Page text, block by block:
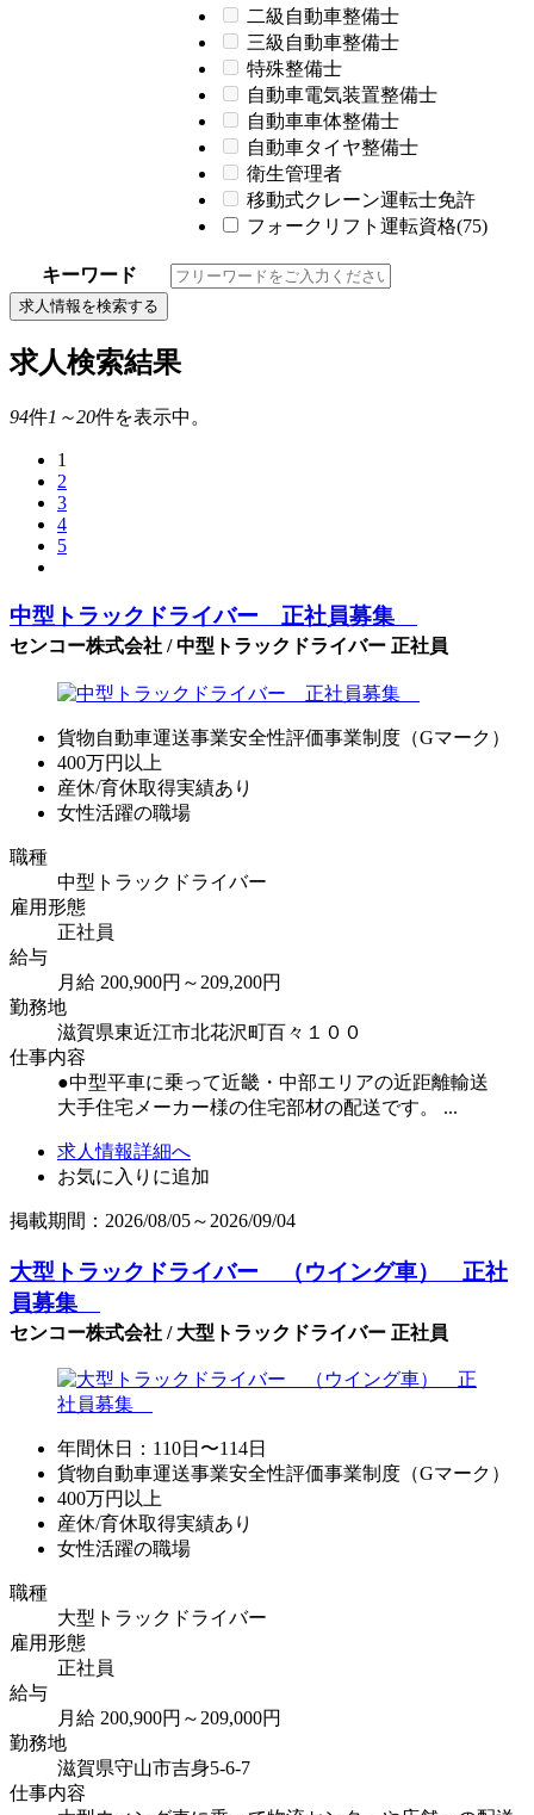
二級自動車整備士
三級自動車整備士
特殊整備士
自動車電気装置整備士
自動車車体整備士
自動車タイヤ整備士
衛生管理者
移動式クレーン運転士免許
フォークリフト運転資格(75)
キーワード
求人情報を検索する
求人検索結果
94件1～20件を表示中。
1
2
3
4
5
中型トラックドライバー 正社員募集
センコー株式会社 / 中型トラックドライバー 正社員
貨物自動車運送事業安全性評価事業制度（Gマーク）
400万円以上
産休/育休取得実績あり
女性活躍の職場
職種
中型トラックドライバー
雇用形態
正社員
給与
月給 200,900円～209,200円
勤務地
滋賀県東近江市北花沢町百々１００
仕事内容
●中型平車に乗って近畿・中部エリアの近距離輸送
大手住宅メーカー様の住宅部材の配送です。 ...
求人情報詳細へ
お気に入りに追加
掲載期間：2026/08/05～2026/09/04
大型トラックドライバー （ウイング車） 正社
員募集
センコー株式会社 / 大型トラックドライバー 正社員
年間休日：110日〜114日
貨物自動車運送事業安全性評価事業制度（Gマーク）
400万円以上
産休/育休取得実績あり
女性活躍の職場
職種
大型トラックドライバー
雇用形態
正社員
給与
月給 200,900円～209,000円
勤務地
滋賀県守山市吉身5-6-7
仕事内容